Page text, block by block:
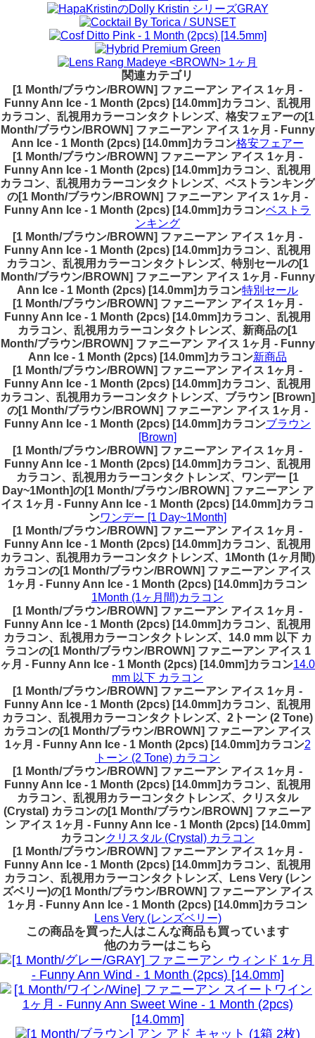
関連カテゴリ
[1 Month/ブラウン/BROWN] ファニーアン アイス 1ヶ月 -
Funny Ann Ice - 1 Month (2pcs) [14.0mm]カラコン、乱視用
カラコン、乱視用カラーコンタクトレンズ、格安フェアーの[1
Month/ブラウン/BROWN] ファニーアン アイス 1ヶ月 - Funny
Ann Ice - 1 Month (2pcs) [14.0mm]カラコン格安フェアー
[1 Month/ブラウン/BROWN] ファニーアン アイス 1ヶ月 -
Funny Ann Ice - 1 Month (2pcs) [14.0mm]カラコン、乱視用
カラコン、乱視用カラーコンタクトレンズ、ベストランキング
の[1 Month/ブラウン/BROWN] ファニーアン アイス 1ヶ月 -
Funny Ann Ice - 1 Month (2pcs) [14.0mm]カラコンベストラ
ンキング
[1 Month/ブラウン/BROWN] ファニーアン アイス 1ヶ月 -
Funny Ann Ice - 1 Month (2pcs) [14.0mm]カラコン、乱視用
カラコン、乱視用カラーコンタクトレンズ、特別セールの[1
Month/ブラウン/BROWN] ファニーアン アイス 1ヶ月 - Funny
Ann Ice - 1 Month (2pcs) [14.0mm]カラコン特別セール
[1 Month/ブラウン/BROWN] ファニーアン アイス 1ヶ月 -
Funny Ann Ice - 1 Month (2pcs) [14.0mm]カラコン、乱視用
カラコン、乱視用カラーコンタクトレンズ、新商品の[1
Month/ブラウン/BROWN] ファニーアン アイス 1ヶ月 - Funny
Ann Ice - 1 Month (2pcs) [14.0mm]カラコン新商品
[1 Month/ブラウン/BROWN] ファニーアン アイス 1ヶ月 -
Funny Ann Ice - 1 Month (2pcs) [14.0mm]カラコン、乱視用
カラコン、乱視用カラーコンタクトレンズ、ブラウン [Brown]
の[1 Month/ブラウン/BROWN] ファニーアン アイス 1ヶ月 -
Funny Ann Ice - 1 Month (2pcs) [14.0mm]カラコンブラウン
[Brown]
[1 Month/ブラウン/BROWN] ファニーアン アイス 1ヶ月 -
Funny Ann Ice - 1 Month (2pcs) [14.0mm]カラコン、乱視用
カラコン、乱視用カラーコンタクトレンズ、ワンデー [1
Day~1Month]の[1 Month/ブラウン/BROWN] ファニーアン ア
イス 1ヶ月 - Funny Ann Ice - 1 Month (2pcs) [14.0mm]カラコ
ンワンデー [1 Day~1Month]
[1 Month/ブラウン/BROWN] ファニーアン アイス 1ヶ月 -
Funny Ann Ice - 1 Month (2pcs) [14.0mm]カラコン、乱視用
カラコン、乱視用カラーコンタクトレンズ、1Month (1ヶ月間)
カラコンの[1 Month/ブラウン/BROWN] ファニーアン アイス
1ヶ月 - Funny Ann Ice - 1 Month (2pcs) [14.0mm]カラコン
1Month (1ヶ月間)カラコン
[1 Month/ブラウン/BROWN] ファニーアン アイス 1ヶ月 -
Funny Ann Ice - 1 Month (2pcs) [14.0mm]カラコン、乱視用
カラコン、乱視用カラーコンタクトレンズ、14.0 mm 以下 カ
ラコンの[1 Month/ブラウン/BROWN] ファニーアン アイス 1
ヶ月 - Funny Ann Ice - 1 Month (2pcs) [14.0mm]カラコン14.0
mm 以下 カラコン
[1 Month/ブラウン/BROWN] ファニーアン アイス 1ヶ月 -
Funny Ann Ice - 1 Month (2pcs) [14.0mm]カラコン、乱視用
カラコン、乱視用カラーコンタクトレンズ、2トーン (2 Tone)
カラコンの[1 Month/ブラウン/BROWN] ファニーアン アイス
1ヶ月 - Funny Ann Ice - 1 Month (2pcs) [14.0mm]カラコン2
トーン (2 Tone) カラコン
[1 Month/ブラウン/BROWN] ファニーアン アイス 1ヶ月 -
Funny Ann Ice - 1 Month (2pcs) [14.0mm]カラコン、乱視用
カラコン、乱視用カラーコンタクトレンズ、クリスタル
(Crystal) カラコンの[1 Month/ブラウン/BROWN] ファニーア
ン アイス 1ヶ月 - Funny Ann Ice - 1 Month (2pcs) [14.0mm]
カラコンクリスタル (Crystal) カラコン
[1 Month/ブラウン/BROWN] ファニーアン アイス 1ヶ月 -
Funny Ann Ice - 1 Month (2pcs) [14.0mm]カラコン、乱視用
カラコン、乱視用カラーコンタクトレンズ、Lens Very (レン
ズベリー)の[1 Month/ブラウン/BROWN] ファニーアン アイス
1ヶ月 - Funny Ann Ice - 1 Month (2pcs) [14.0mm]カラコン
Lens Very (レンズベリー)
この商品を買った人はこんな商品も買っています
他のカラーはこちら